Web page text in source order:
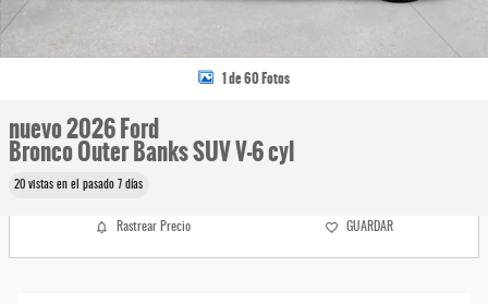
1 de 60 Fotos
nuevo 2026 Ford
Bronco Outer Banks SUV V-6 cyl
20 vistas en el pasado 7 días
Rastrear Precio GUARDAR